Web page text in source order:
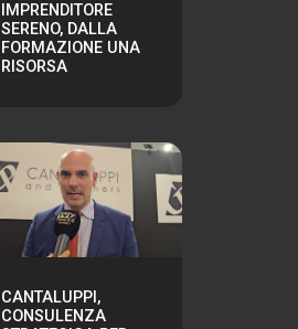
IMPRENDITORE
SERENO, DALLA
FORMAZIONE UNA
RISORSA
CANTALUPPI,
CONSULENZA